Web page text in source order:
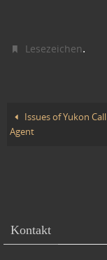
Lesezeichen.
Issues of Yukon
Agent
Kontakt